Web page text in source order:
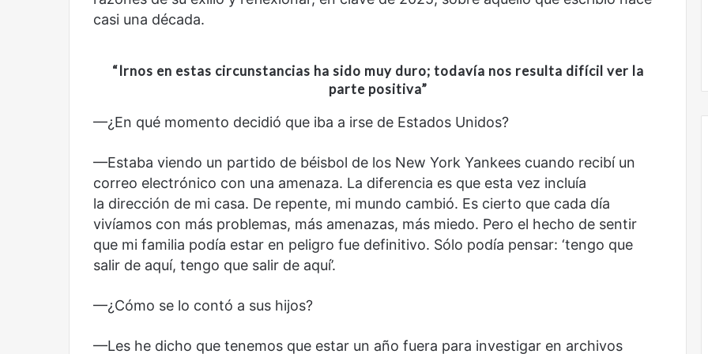
casi una década.
“Irnos en estas circunstancias ha sido muy duro; todavía nos resulta difícil ver la
parte positiva”
—¿En qué momento decidió que iba a irse de Estados Unidos?
—Estaba viendo un partido de béisbol de los New York Yankees cuando recibí un
correo electrónico con una amenaza. La diferencia es que esta vez incluía
la dirección de mi casa. De repente, mi mundo cambió. Es cierto que cada día
vivíamos con más problemas, más amenazas, más miedo. Pero el hecho de sentir
que mi familia podía estar en peligro fue definitivo. Sólo podía pensar: ‘tengo que
salir de aquí, tengo que salir de aquí’.
—¿Cómo se lo contó a sus hijos?
—Les he dicho que tenemos que estar un año fuera para investigar en archivos